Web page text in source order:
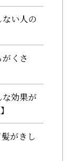
い人の
くさ
効果が
がきし